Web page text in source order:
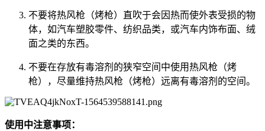
不要将热风枪（烤枪）直吹于会因热而使外表受损的物
体，如汽车塑胶零件、纺织品类，或汽车内饰布面、绒
面之类的东西。
不要在存放有毒溶剂的狭窄空间中使用热风枪（烤
枪），尽量维持热风枪（烤枪）远离有毒溶剂的空间。
使用中注意事项：